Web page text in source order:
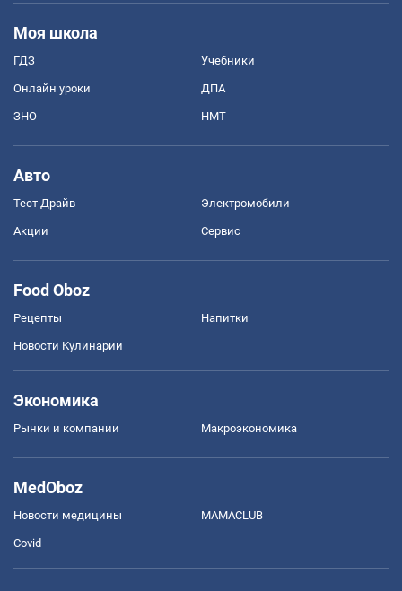
Моя школа
ГДЗ Учебники
Онлайн уроки ДПА
ЗНО НМТ
Авто
Тест Драйв Электромобили
Акции Сервис
Food Oboz
Рецепты Напитки
Новости Кулинарии
Экономика
Рынки и компании Mакроэкономика
MedOboz
Новости медицины MAMACLUB
Covid